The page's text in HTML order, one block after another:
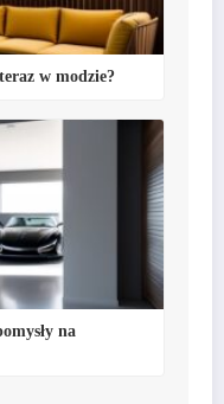
w modzie?
na